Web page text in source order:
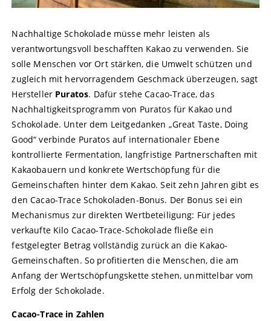
Nachhaltige Schokolade müsse mehr leisten als
verantwortungsvoll beschafften Kakao zu verwenden. Sie
solle Menschen vor Ort stärken, die Umwelt schützen und
zugleich mit hervorragendem Geschmack überzeugen, sagt
Hersteller Puratos. Dafür stehe Cacao-Trace, das
Nachhaltigkeitsprogramm von Puratos für Kakao und
Schokolade. Unter dem Leitgedanken „Great Taste, Doing
Good“ verbinde Puratos auf internationaler Ebene
kontrollierte Fermentation, langfristige Partnerschaften mit
Kakaobauern und konkrete Wertschöpfung für die
Gemeinschaften hinter dem Kakao. Seit zehn Jahren gibt es
den Cacao-Trace Schokoladen-Bonus. Der Bonus sei ein
Mechanismus zur direkten Wertbeteiligung: Für jedes
verkaufte Kilo Cacao-Trace-Schokolade fließe ein
festgelegter Betrag vollständig zurück an die Kakao-
Gemeinschaften. So profitierten die Menschen, die am
Anfang der Wertschöpfungskette stehen, unmittelbar vom
Erfolg der Schokolade.
Cacao-Trace in Zahlen